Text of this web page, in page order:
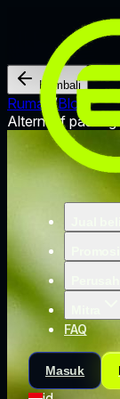
FAQ
Masuk
Kembali
Rumah /Blog
/
Alternatif